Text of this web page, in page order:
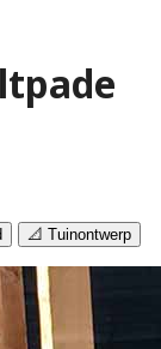
📐 Tuinontwerp